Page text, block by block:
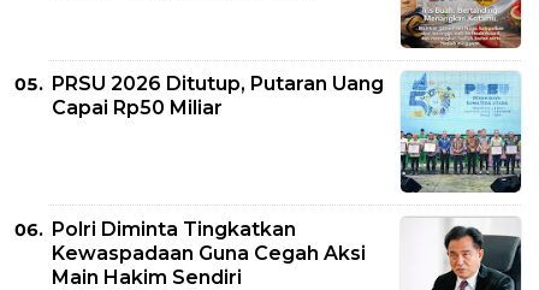
PRSU 2026 Ditutup, Putaran Uang
Capai Rp50 Miliar
Polri Diminta Tingkatkan
Kewaspadaan Guna Cegah Aksi
Main Hakim Sendiri